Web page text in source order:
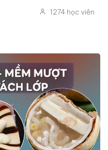
dẻo vê sợi đắt hàng
1274 học viên